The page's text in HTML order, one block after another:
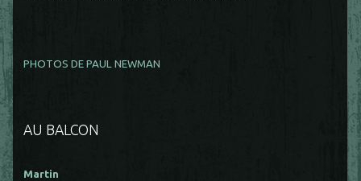
PHOTOS DE PAUL NEWMAN
AU BALCON
Martin